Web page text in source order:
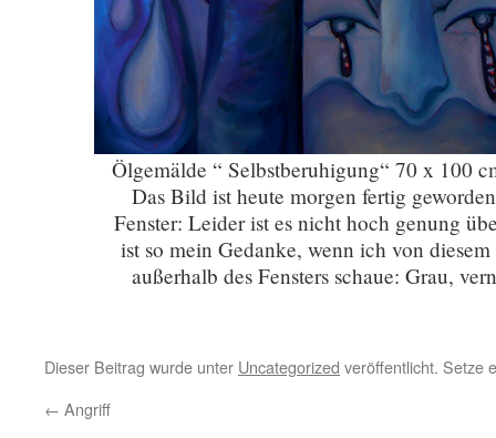
Ölgemälde “ Selbstberuhigung“ 70 x 100
Das Bild ist heute morgen fertig
Fenster: Leider ist es nicht hoch genung
ist so mein Gedanke, wenn ich von
außerhalb des Fensters schaue: Grau,
Dieser Beitrag wurde unter Uncategorized veröffentlicht. Setze
← Angriff